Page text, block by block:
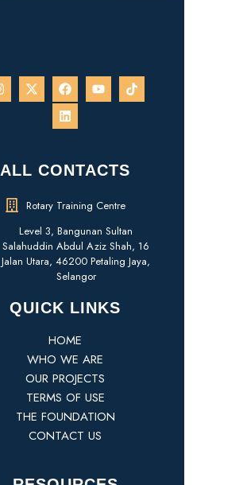
ALL CONTACTS
Rotary Training Centre
Level 3, Bangunan Sultan
Salahuddin Abdul Aziz Shah, 16
Jalan Utara, 46200 Petaling Jaya,
Selangor
QUICK LINKS
HOME
WHO WE ARE
OUR PROJECTS
TERMS OF USE
THE FOUNDATION
CONTACT US